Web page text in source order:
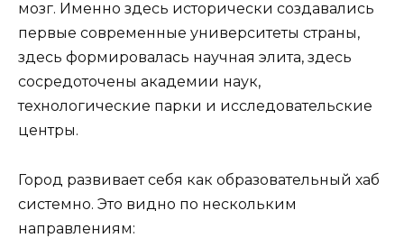
мозг. Именно здесь исторически создавались
первые современные университеты страны,
здесь формировалась научная элита, здесь
сосредоточены академии наук,
технологические парки и исследовательские
центры.
Город развивает себя как образовательный хаб
системно. Это видно по нескольким
направлениям: